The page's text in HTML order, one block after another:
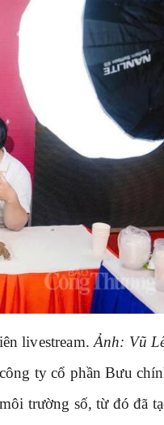
livestream. Ảnh: Vũ
ty cổ phần Bưu
trường số, từ đó đã